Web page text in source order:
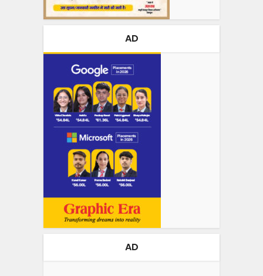
AD
AD